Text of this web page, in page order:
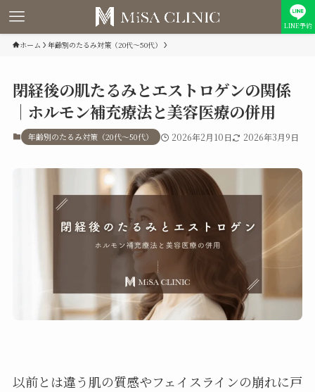
LINE予約
ホーム 年齢別のたるみ対策（20代〜50代）
閉経後の肌たるみとエストロゲンの関係
｜ホルモン補充療法と美容医療の併用
年齢別のたるみ対策（20代〜50代） 2026年2月10日 2026年3月9日
以前とは違う肌の質感やフェイスラインの崩れに戸